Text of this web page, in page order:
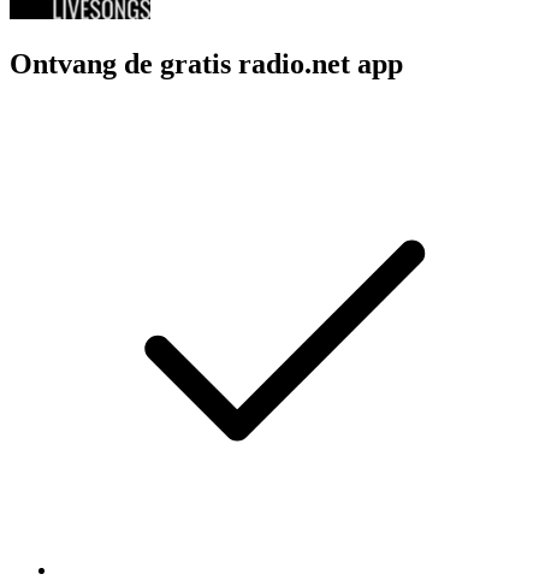
Ontvang de gratis radio.net app